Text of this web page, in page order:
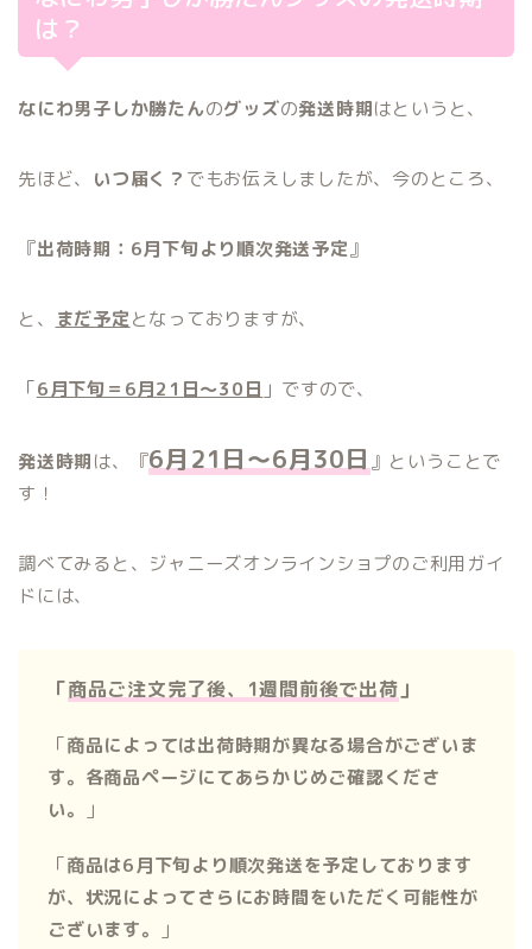
は？
なにわ男子しか勝たんのグッズの発送時期はというと、
先ほど、 いつ届く？ でもお伝えしましたが、今のところ、
『出荷時期：6月下旬より順次発送予定』
と、 まだ予定となっておりますが、
「6月下旬＝6月21日〜30日 」ですので、
発送時期は、『6月21日〜6月30日 』ということで
す！
調べてみると、ジャニーズオンラインショプのご利用ガイ
ドには、
「商品ご注文完了後、1週間前後で出荷 」
「商品によっては出荷時期が異なる場合がございま
す。各商品ページにてあらかじめご確認くださ
い。
」
「商品は6月下旬より順次発送を予定しております
が、状況によってさらにお時間をいただく可能性が
ございます。
」